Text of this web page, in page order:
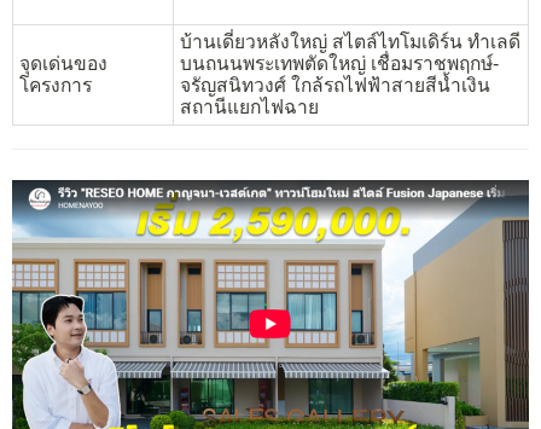
จุดเด่นของ
โครงการ
บ้านเดี่ยวหลังใหญ่ สไตล์ไทโมเดิร์น ทำเลดี
บนถนนพระเทพตัดใหญ่ เชื่อมราชพฤกษ์-
จรัญสนิทวงศ์ ใกล้รถไฟฟ้าสายสีน้ำเงิน
สถานีแยกไฟฉาย